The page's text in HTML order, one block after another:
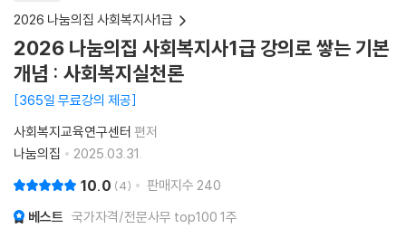
2026 나눔의집 사회복지사1급
2026 나눔의집 사회복지사1급 강의로 쌓는 기본
개념 : 사회복지실천론
365일 무료강의 제공
사회복지교육연구센터 편저
나눔의집
2025.03.31.
10.0 4 판매지수 240
베스트 국가자격/전문사무 top100 1주